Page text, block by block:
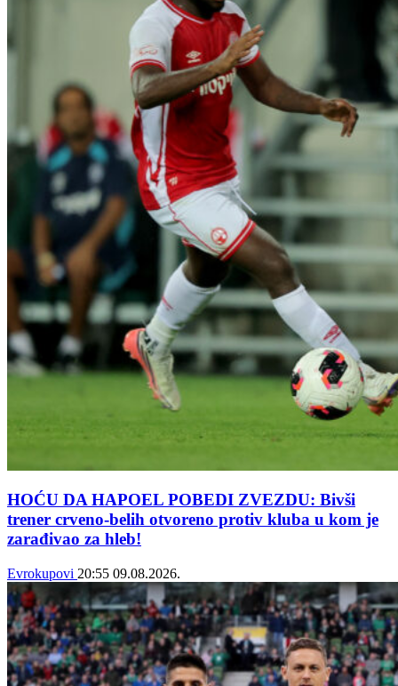
HOĆU DA HAPOEL POBEDI ZVEZDU: Bivši
trener crveno-belih otvoreno protiv kluba u kom je
zarađivao za hleb!
Evrokupovi 20:55 09.08.2026.